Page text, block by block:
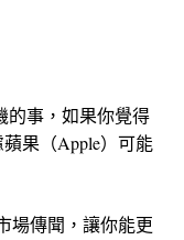
的事，如果你覺得
果（Apple）可能
場傳聞，讓你能更